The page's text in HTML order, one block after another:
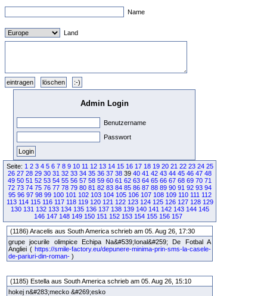
Name
Land
Admin Login
Benutzername
Passwort
Seite: 1 2 3 4 5 6 7 8 9 10 11 12 13 14 15 16 17 18 19 20 21 22 23 24 25
26 27 28 29 30 31 32 33 34 35 36 37 38 39 40 41 42 43 44 45 46 47 48
49 50 51 52 53 54 55 56 57 58 59 60 61 62 63 64 65 66 67 68 69 70 71
72 73 74 75 76 77 78 79 80 81 82 83 84 85 86 87 88 89 90 91 92 93 94
95 96 97 98 99 100 101 102 103 104 105 106 107 108 109 110 111 112
113 114 115 116 117 118 119 120 121 122 123 124 125 126 127 128 129
130 131 132 133 134 135 136 137 138 139 140 141 142 143 144 145
146 147 148 149 150 151 152 153 154 155 156 157
(1186) Aracelis aus South America schrieb am 05. Aug 26, 17:30
grupe jocurile olimpice Echipa Na&#539;Ional&#259; De Fotbal A
Angliei ( https://smile-factory.eu/depunere-minima-prin-sms-la-casele-
de-pariuri-din-roman- )
(1185) Estella aus South America schrieb am 05. Aug 26, 15:10
hokej n&#283;mecko &#269;esko